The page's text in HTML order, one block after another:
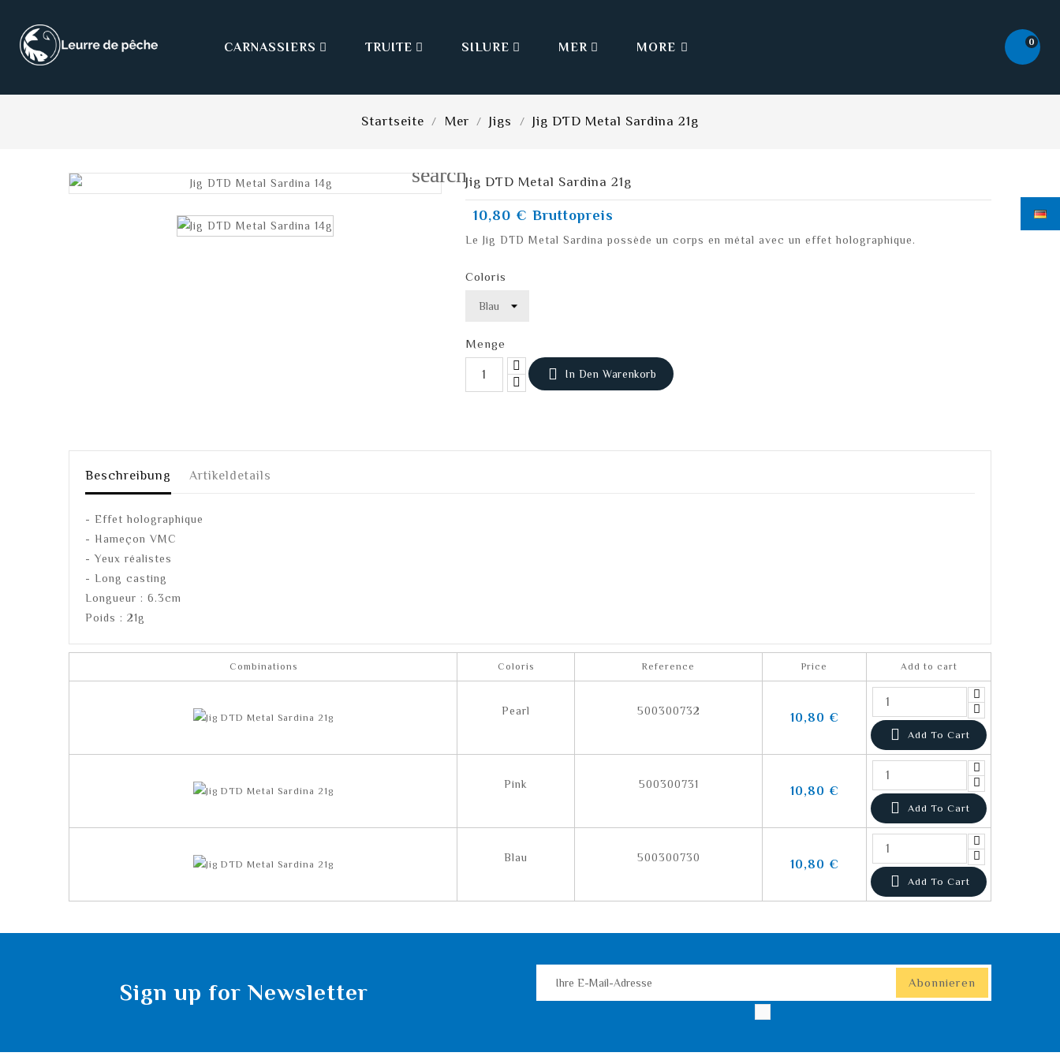

CARNASSIERS 
TRUITE 
SILURE 
MER MORE 0
Startseite Mer Jigs Jig DTD Metal Sardina 21g
searchJig DTD Metal Sardina 21g
10,80 € Bruttopreis
Le Jig DTD Metal Sardina possède un corps en métal avec un effet holographique.
Coloris
Menge
 In Den Warenkorb
Beschreibung Artikeldetails
- Effet holographique
- Hameçon VMC
- Yeux réalistes
- Long casting
Longueur : 6.3cm
Poids : 21g
Combinations Coloris Reference Price Add to cart
Pearl 500300732 10,80 €
 Add To Cart
Pink 500300731 10,80 €
 Add To Cart
Blau 500300730 10,80 €
 Add To Cart
Sign up for Newsletter